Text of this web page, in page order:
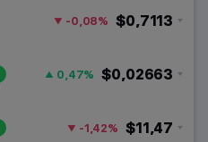
$0,7113
-0,08%
$0,02663
0,47%
$11,47
-1,42%